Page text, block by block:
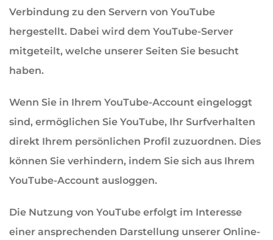
Verbindung zu den Servern von YouTube
hergestellt. Dabei wird dem YouTube-Server
mitgeteilt, welche unserer Seiten Sie besucht
haben.
Wenn Sie in Ihrem YouTube-Account eingeloggt
sind, ermöglichen Sie YouTube, Ihr Surfverhalten
direkt Ihrem persönlichen Profil zuzuordnen. Dies
können Sie verhindern, indem Sie sich aus Ihrem
YouTube-Account ausloggen.
Die Nutzung von YouTube erfolgt im Interesse
einer ansprechenden Darstellung unserer Online-